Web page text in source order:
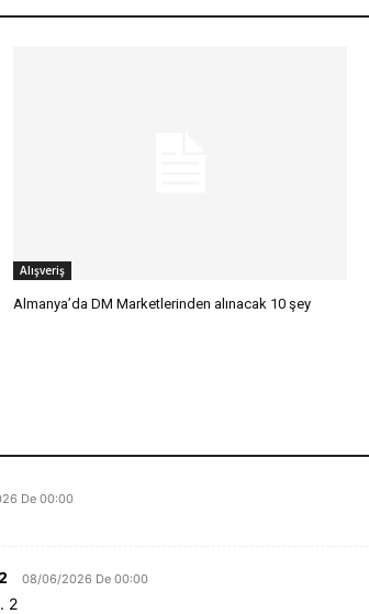
Alışveriş
Almanya’da DM Marketlerinden alınacak 10 şey
De 00:00
08/06/2026 De 00:00
2